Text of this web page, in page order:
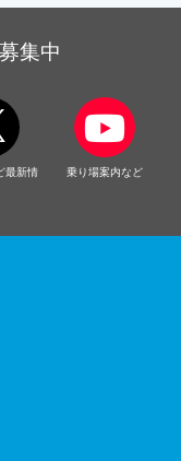
集中
最新情
乗り場案内など